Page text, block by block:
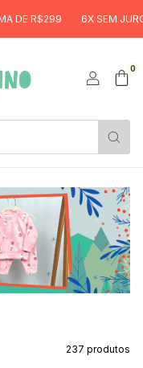
6X SEM JUROS FRETE
0
237 produtos